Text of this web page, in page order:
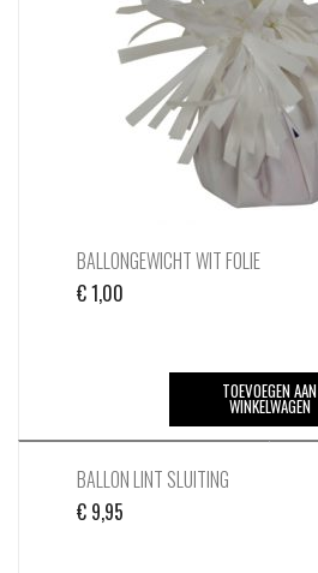
BALLONGEWICHT WIT FOLIE
€1,00
TOEVOEGEN AAN
WINKELWAGEN
BALLON LINT SLUITING
€ 9,95